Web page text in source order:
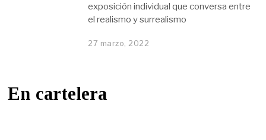
exposición individual que conversa entre
el realismo y surrealismo
27 marzo, 2022
En cartelera